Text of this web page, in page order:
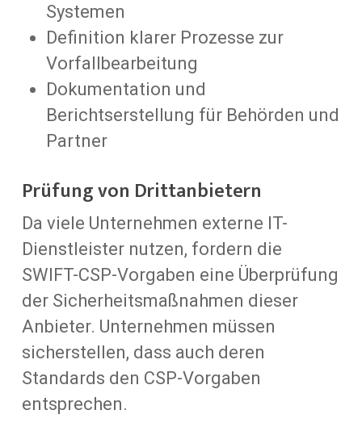
Systemen
Definition klarer Prozesse zur
Vorfallbearbeitung
Dokumentation und
Berichtserstellung für Behörden und
Partner
Prüfung von Drittanbietern
Da viele Unternehmen externe IT-
Dienstleister nutzen, fordern die
SWIFT-CSP-Vorgaben eine Überprüfung
der Sicherheitsmaßnahmen dieser
Anbieter. Unternehmen müssen
sicherstellen, dass auch deren
Standards den CSP-Vorgaben
entsprechen.